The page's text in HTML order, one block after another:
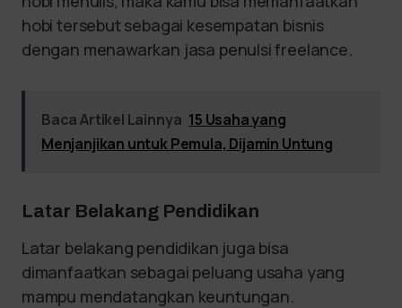
hobi tersebut sebagai kesempatan bisnis
dengan menawarkan jasa penulsi freelance.
Baca Artikel Lainnya 15 Usaha yang
Menjanjikan untuk Pemula, Dijamin Untung
Latar Belakang Pendidikan
Latar belakang pendidikan juga bisa
dimanfaatkan sebagai peluang usaha yang
mampu mendatangkan keuntungan.